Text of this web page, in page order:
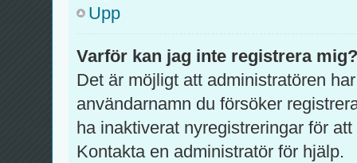
Upp
Varför kan jag inte registrera mig?
Det är möjligt att administratören
användarnamn du försöker
ha inaktiverat nyregistreringar för
Kontakta en administratör för hjälp.